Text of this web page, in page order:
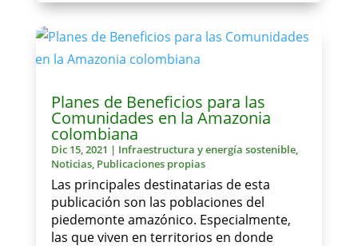
Planes de Beneficios para las
Comunidades en la Amazonia
colombiana
Dic 15, 2021 | Infraestructura y energía sostenible,
Noticias, Publicaciones propias
Las principales destinatarias de esta
publicación son las poblaciones del
piedemonte amazónico. Especialmente,
las que viven en territorios en donde